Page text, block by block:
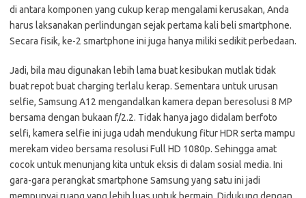
di antara komponen yang cukup kerap mengalami kerusakan, Anda
harus laksanakan perlindungan sejak pertama kali beli smartphone.
Secara fisik, ke-2 smartphone ini juga hanya miliki sedikit perbedaan.
Jadi, bila mau digunakan lebih lama buat kesibukan mutlak tidak
buat repot buat charging terlalu kerap. Sementara untuk urusan
selfie, Samsung A12 mengandalkan kamera depan beresolusi 8 MP
bersama dengan bukaan f/2.2. Tidak hanya jago didalam berfoto
selfi, kamera selfie ini juga udah mendukung fitur HDR serta mampu
merekam video bersama resolusi Full HD 1080p. Sehingga amat
cocok untuk menunjang kita untuk eksis di dalam sosial media. Ini
gara-gara perangkat smartphone Samsung yang satu ini jadi